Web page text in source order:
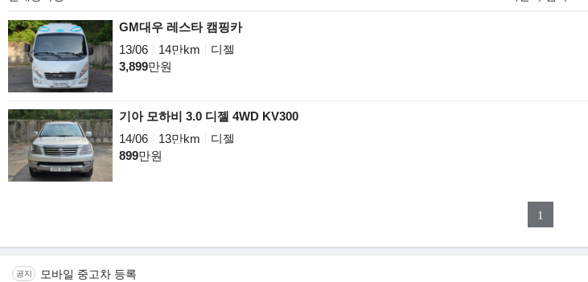
GM대우 레스타 캠핑카
13/06
14만km
디젤
3,899만원
기아 모하비 3.0 디젤 4WD KV300
14/06
13만km
디젤
899만원
1
공지 모바일 중고차 등록